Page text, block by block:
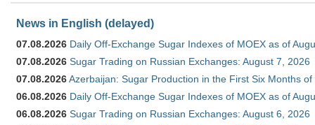
News in English (delayed)
07.08.2026 Daily Off-Exchange Sugar Indexes of MOEX as of
07.08.2026 Sugar Trading on Russian Exchanges: August 7, 2026
07.08.2026Azerbaijan: Sugar Production in the First Six Months of
06.08.2026 Daily Off-Exchange Sugar Indexes of MOEX as of
06.08.2026 Sugar Trading on Russian Exchanges: August 6, 2026